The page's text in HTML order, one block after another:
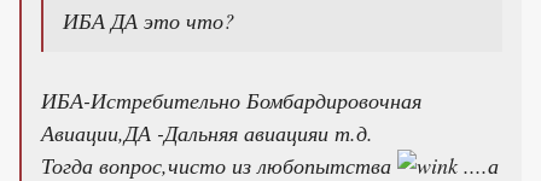
ИБА ДА это что?
ИБА-Истребительно Бомбардировочная
Авиации,ДА -Дальняя авиацияи т.д.
Тогда вопрос,чисто из любопытства
....а